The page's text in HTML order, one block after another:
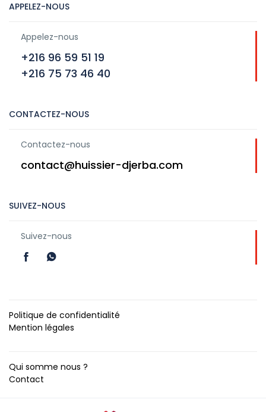
APPELEZ-NOUS
Appelez-nous
+216 96 59 51 19
+216 75 73 46 40
CONTACTEZ-NOUS
Contactez-nous
contact@huissier-djerba.com
SUIVEZ-NOUS
Suivez-nous
Politique de confidentialité
Mention légales
Qui somme nous ?
Contact